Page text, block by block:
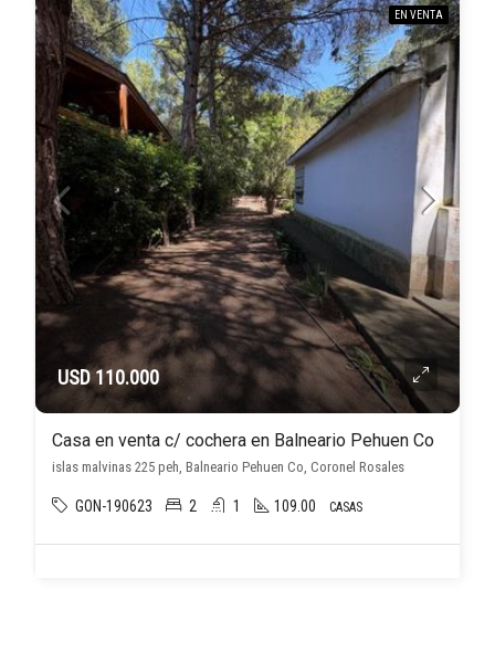
EN VENTA
USD 110.000
Casa en venta c/ cochera en Balneario Pehuen Co
islas malvinas 225 peh, Balneario Pehuen Co, Coronel Rosales
GON-190623 2 1 109.00 CASAS